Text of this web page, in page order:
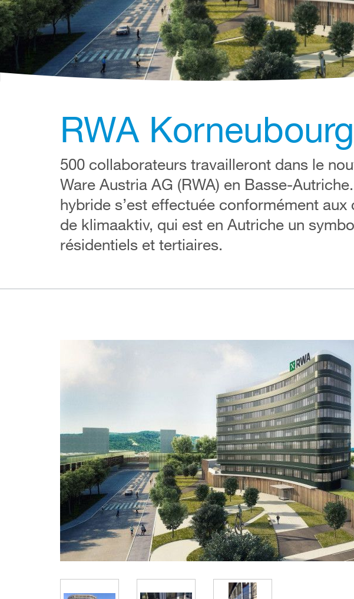
RWA
500 collaborateurs travailleront dans le
Ware Austria AG (RWA) en Basse-
hybride s’est effectuée conformément
de klimaaktiv, qui est en Autriche un
résidentiels et tertiaires.